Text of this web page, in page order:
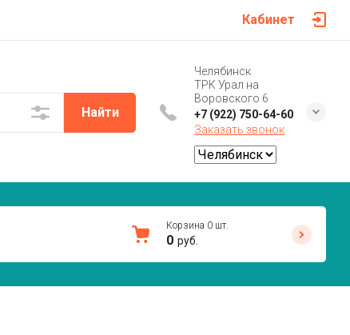
Кабинет
Найти
Челябинск
ТРК Урал на
Воровского 6
+7 (922) 750-64-60
Заказать звонок
Корзина 0 шт.
0 руб.